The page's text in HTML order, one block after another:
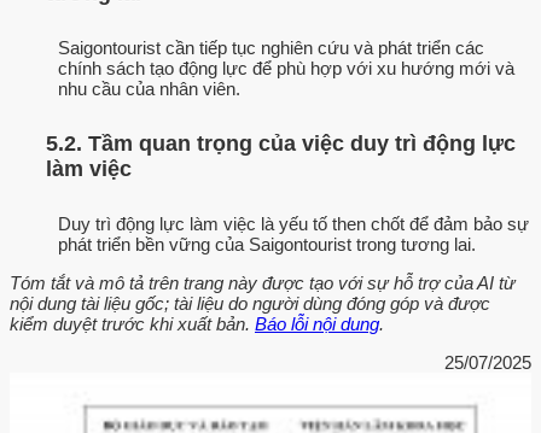
Saigontourist cần tiếp tục nghiên cứu và phát triển các
chính sách tạo động lực để phù hợp với xu hướng mới và
nhu cầu của nhân viên.
5.2. Tầm quan trọng của việc duy trì động lực
làm việc
Duy trì động lực làm việc là yếu tố then chốt để đảm bảo sự
phát triển bền vững của Saigontourist trong tương lai.
Tóm tắt và mô tả trên trang này được tạo với sự hỗ trợ của AI từ
nội dung tài liệu gốc; tài liệu do người dùng đóng góp và được
kiểm duyệt trước khi xuất bản. Báo lỗi nội dung.
25/07/2025